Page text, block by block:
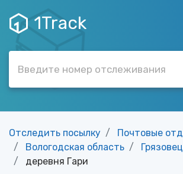
1Track
Отследить посылку
Почтовые
Вологодская область
деревня Гари